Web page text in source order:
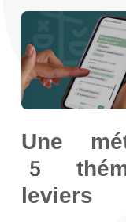
Une
5
leviers